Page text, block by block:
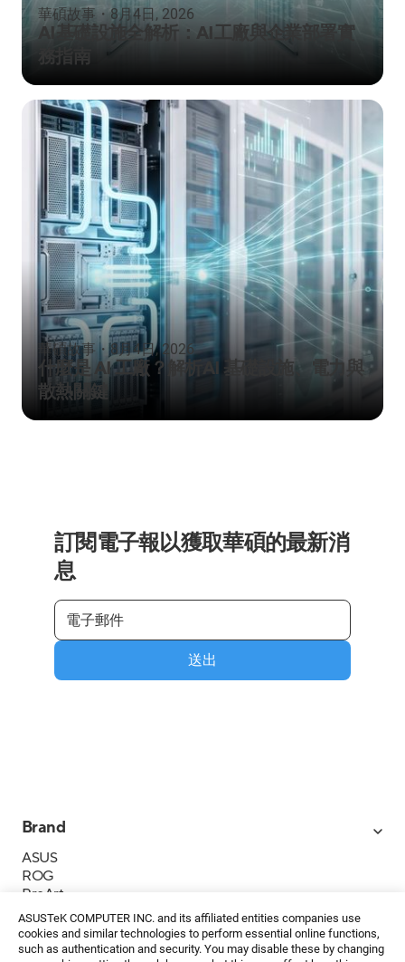
ASUSTeK COMPUTER INC. and its affiliated entities companies use
cookies and similar technologies to perform essential online functions,
such as authentication and security. You may disable these by changing
華碩故事・8月4日, 2026
AI基礎設施全解析：AI工廠與企業部署實
務指南
華碩故事 ・ 8月4日, 2026
什麼是 AI 工廠？解析AI 基礎設施、電力與
散熱關鍵
訂閱電子報以獲取華碩的最新消
息
送出
Brand
ASUS
ROG
ProArt
Business
IoT
About ASUS